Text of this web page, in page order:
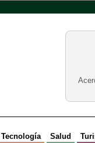
Tecnología Salud